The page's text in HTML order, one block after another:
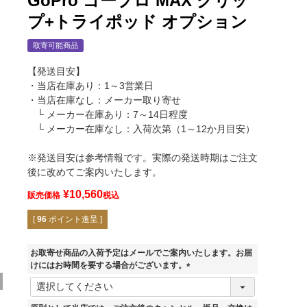
プ+トライポッド オプション
取寄可能商品
【発送目安】
・当店在庫あり：1～3営業日
・当店在庫なし：メーカー取り寄せ
└ メーカー在庫あり：7～14日程度
└ メーカー在庫なし：入荷次第（1～12か月目安）
※発送目安は参考情報です。実際の発送時期はご注文
後に改めてご案内いたします。
販売価格 ¥10,560税込
[ 96 ポイント進呈 ]
お取寄せ商品の入荷予定はメールでご案内いたします。お届
けにはお時間を要する場合がございます。
(